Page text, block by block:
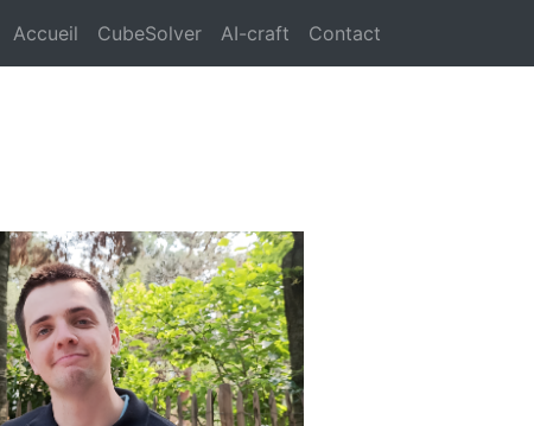
Accueil CubeSolver AI-craft Contact